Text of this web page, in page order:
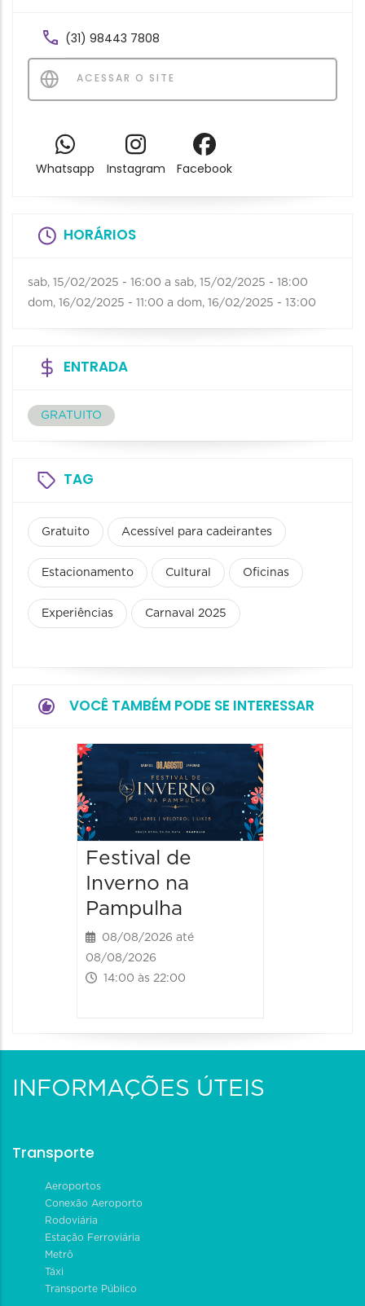
(31) 98443 7808
ACESSAR O SITE
Whatsapp Instagram Facebook
HORÁRIOS
sab, 15/02/2025 - 16:00 a sab, 15/02/2025 - 18:00
dom, 16/02/2025 - 11:00 a dom, 16/02/2025 - 13:00
ENTRADA
GRATUITO
TAG
Gratuito Acessível para cadeirantes
Estacionamento Cultural Oficinas
Experiências Carnaval 2025
VOCÊ TAMBÉM PODE SE INTERESSAR
Festival de
Inverno na
Pampulha
08/08/2026 até
08/08/2026
14:00 às 22:00
INFORMAÇÕES ÚTEIS
Transporte
Aeroportos
Conexão Aeroporto
Rodoviária
Estação Ferroviária
Metrô
Táxi
Transporte Público